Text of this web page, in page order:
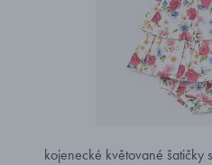
kojenecké květované šatičky